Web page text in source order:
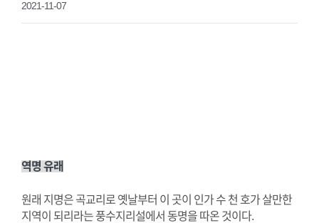
2021-11-07
역명 유래
원래 지명은 곡교리로 옛날부터 이 곳이 인가 수 천 호가 살만한
지역이 되리라는 풍수지리설에서 동명을 따온 것이다.